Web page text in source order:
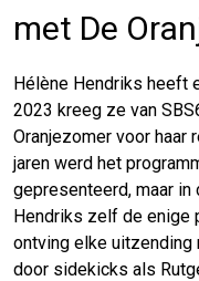
met De
Hélène Hendriks heeft
2023 kreeg ze van
Oranjezomer voor haar
jaren werd het
gepresenteerd, maar
Hendriks zelf de enige
ontving elke uitzending
door sidekicks als